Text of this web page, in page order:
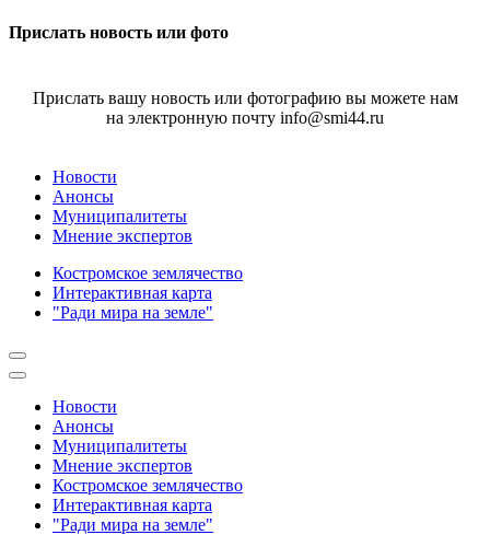
Прислать новость или фото
Прислать вашу новость или фотографию вы можете нам
на электронную почту info@smi44.ru
Новости
Анонсы
Муниципалитеты
Мнение экспертов
Костромское землячество
Интерактивная карта
"Ради мира на земле"
Новости
Анонсы
Муниципалитеты
Мнение экспертов
Костромское землячество
Интерактивная карта
"Ради мира на земле"